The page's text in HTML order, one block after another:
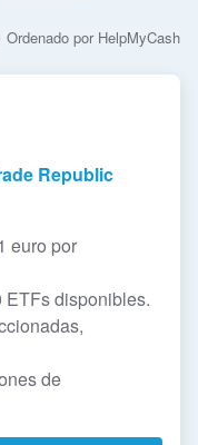
Ordenado por HelpMyCash
Republic
euro por
ETFs disponibles.
de